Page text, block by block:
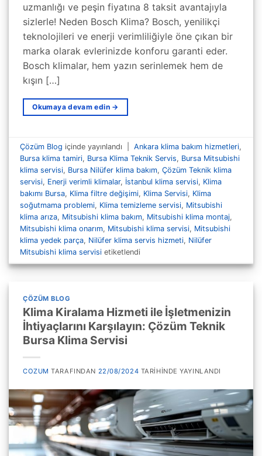
uzmanlığı ve peşin fiyatına 8 taksit avantajıyla
sizlerle! Neden Bosch Klima? Bosch, yenilikçi
teknolojileri ve enerji verimliliğiyle öne çıkan bir
marka olarak evlerinizde konforu garanti eder.
Bosch klimalar, hem yazın serinlemek hem de
kışın […]
Okumaya devam edin →
Çözüm Blog içinde yayınlandı Ankara klima bakım hizmetleri,
Bursa klima tamiri, Bursa Klima Teknik Servis, Bursa Mitsubishi
klima servisi, Bursa Nilüfer klima bakım,Çözüm Teknik klima
servisi, Enerji verimli klimalar, İstanbul klima servisi, Klima
bakımı Bursa, Klima filtre değişimi, Klima Servisi, Klima
soğutmama problemi, Klima temizleme servisi, Mitsubishi
klima arıza, Mitsubishi klima bakım, Mitsubishi klima montaj,
Mitsubishi klima onarım, Mitsubishi klima servisi, Mitsubishi
klima yedek parça, Nilüfer klima servis hizmeti, Nilüfer
Mitsubishi klima servisi etiketlendi
ÇÖZÜM BLOG
Klima Kiralama Hizmeti ile İşletmenizin
İhtiyaçlarını Karşılayın: Çözüm Teknik
Bursa Klima Servisi
COZUM TARAFINDAN 22/08/2024 TARIHINDE YAYINLANDI